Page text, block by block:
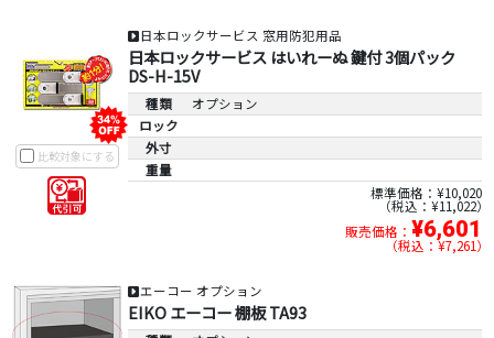
比較対象にする
日本ロックサービス 窓用防犯用品
日本ロックサービス はいれーぬ 鍵付 3個パック
DS-H-15V
種類
オプション
ロック
外寸
重量
標準価格：¥10,020
税込：¥11,022
販売価格： ¥6,601
税込：¥7,261
エーコー オプション
EIKO エーコー 棚板 TA93